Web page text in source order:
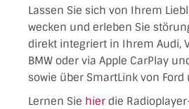
Lassen Sie sich von Ihrem
wecken und erleben Sie
direkt integriert in Ihrem Audi,
BMW oder via Apple CarPlay
sowie über SmartLink von Ford
Lernen Sie hier die